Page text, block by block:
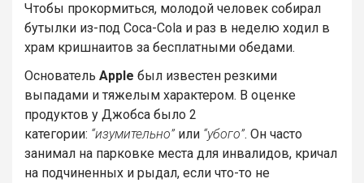
Чтобы прокормиться, молодой человек собирал
бутылки из-под Coca-Cola и раз в неделю ходил в
храм кришнаитов за бесплатными обедами.
Основатель Apple был известен резкими
выпадами и тяжелым характером. В оценке
продуктов у Джобса было 2
категории: “изумительно”или “убого”. Он часто
занимал на парковке места для инвалидов, кричал
на подчиненных и рыдал, если что-то не